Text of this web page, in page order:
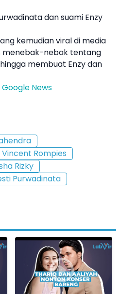
dan suami Enzy
kemudian viral di media
menebak-nebak tentang
membuat Enzy dan
Google News
Vincent Rompies
Rizky
Purwadinata